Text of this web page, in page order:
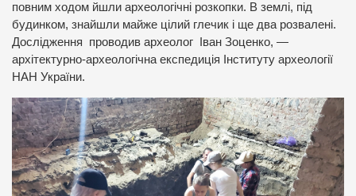
повним ходом йшли археологічні розкопки. В землі, під
будинком, знайшли майже цілий глечик і ще два розвалені.
Дослідження проводив археолог Іван Зоценко, —
архітектурно-археологічна експедиція Інституту археології
НАН України.